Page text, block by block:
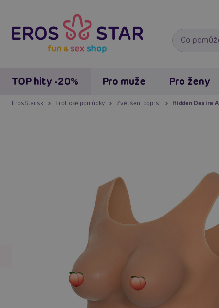
TOP hity -20% Pro muže Pro ženy
ErosStar.sk Erotické pomůcky Zvětšení poprsí Hidden Desire